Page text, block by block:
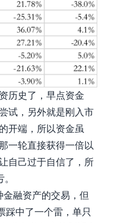
历史了，早点资金
试，另外就是刚入市
开端，所以资金虽
一轮直接获得一倍以
自己过于自信了，所
融资产的交易，但
踩中了一个雷，单只